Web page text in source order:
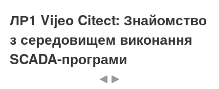
ЛР1 Vijeo Citect: Знайомство
з середовищем виконання
SCADA-програми